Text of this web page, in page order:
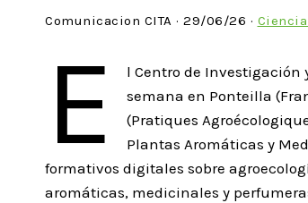
Comunicacion CITA · 29/06/26 ·
E
l Centro de Investigación
semana en Ponteilla
(Pratiques
Plantas Aromáticas y
formativos digitales sobre
aromáticas, medicinales y